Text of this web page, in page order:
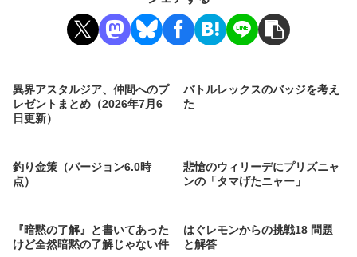
異界アスタルジア、仲間へのプ
レゼントまとめ（2026年7月6
日更新）
バトルレックスのバッジを考え
た
釣り金策（バージョン6.0時
点）
悲愴のウィリーデにプリズニャ
ンの「タマげたニャー」
『暗黙の了解』と書いてあった
けど全然暗黙の了解じゃない件
はぐレモンからの挑戦18 問題
と解答